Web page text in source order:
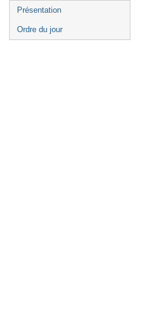
Menu
de
l'événement
Présentation
Ordre du jour